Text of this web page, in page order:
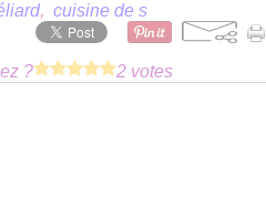
, cuisine de s
? 2 votes